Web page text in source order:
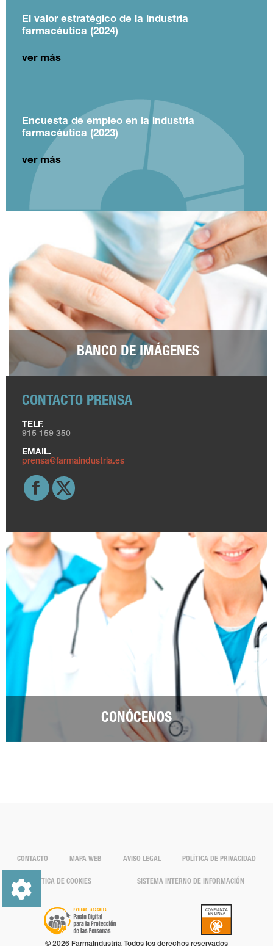
El valor estratégico de la industria
farmacéutica (2024)
ver más
Encuesta de empleo en la industria
farmacéutica (2023)
ver más
BANCO DE IMÁGENES
CONTACTO PRENSA
TELF.
915 159 350
EMAIL.
prensa@farmaindustria.es
CONÓCENOS
CONTACTO MAPA WEB AVISO LEGAL POLÍTICA DE PRIVACIDAD
POLÍTICA DE COOKIES SISTEMA INTERNO DE INFORMACIÓN
© 2026 FarmaIndustria Todos los derechos reservados